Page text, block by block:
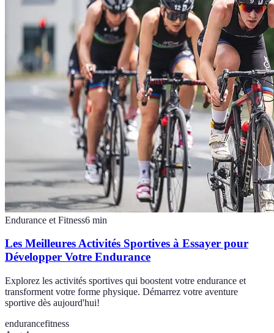
Endurance et Fitness6 min
Les Meilleures Activités Sportives à Essayer pour
Développer Votre Endurance
Explorez les activités sportives qui boostent votre endurance et
transforment votre forme physique. Démarrez votre aventure
sportive dès aujourd'hui!
endurancefitness